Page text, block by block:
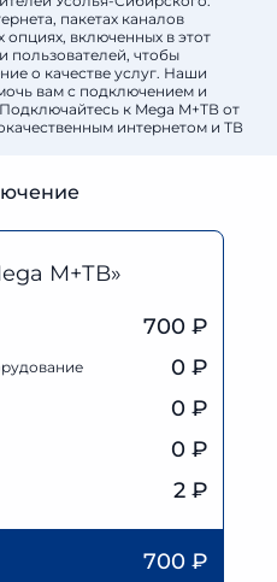
пакетах каналов
включенных в этот
пользователей, чтобы
о качестве услуг. Наши
вам с подключением и
к Mega M+ТВ от
интернетом и ТВ
M+ТВ»
700 ₽
0 ₽
0 ₽
0 ₽
2 ₽
700 ₽